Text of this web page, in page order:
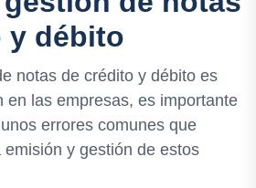
y débito
notas de crédito y débito es
en las empresas, es importante
errores comunes que
y gestión de estos